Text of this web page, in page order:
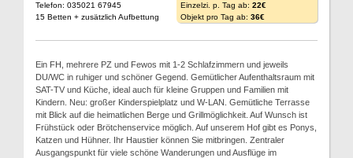
Telefon: 035021 67945
15 Betten + zusätzlich Aufbettung
Einzelzi. p. Tag ab: 22€
Objekt pro Tag ab: 36€
Ein FH, mehrere PZ und Fewos mit 1-2 Schlafzimmern und jeweils
DU/WC in ruhiger und schöner Gegend. Gemütlicher Aufenthaltsraum mit
SAT-TV und Küche, ideal auch für kleine Gruppen und Familien mit
Kindern. Neu: großer Kinderspielplatz und W-LAN. Gemütliche Terrasse
mit Blick auf die heimatlichen Berge und Grillmöglichkeit. Auf Wunsch ist
Frühstück oder Brötchenservice möglich. Auf unserem Hof gibt es Ponys,
Katzen und Hühner. Ihr Haustier können Sie mitbringen. Zentraler
Ausgangspunkt für viele schöne Wanderungen und Ausflüge im